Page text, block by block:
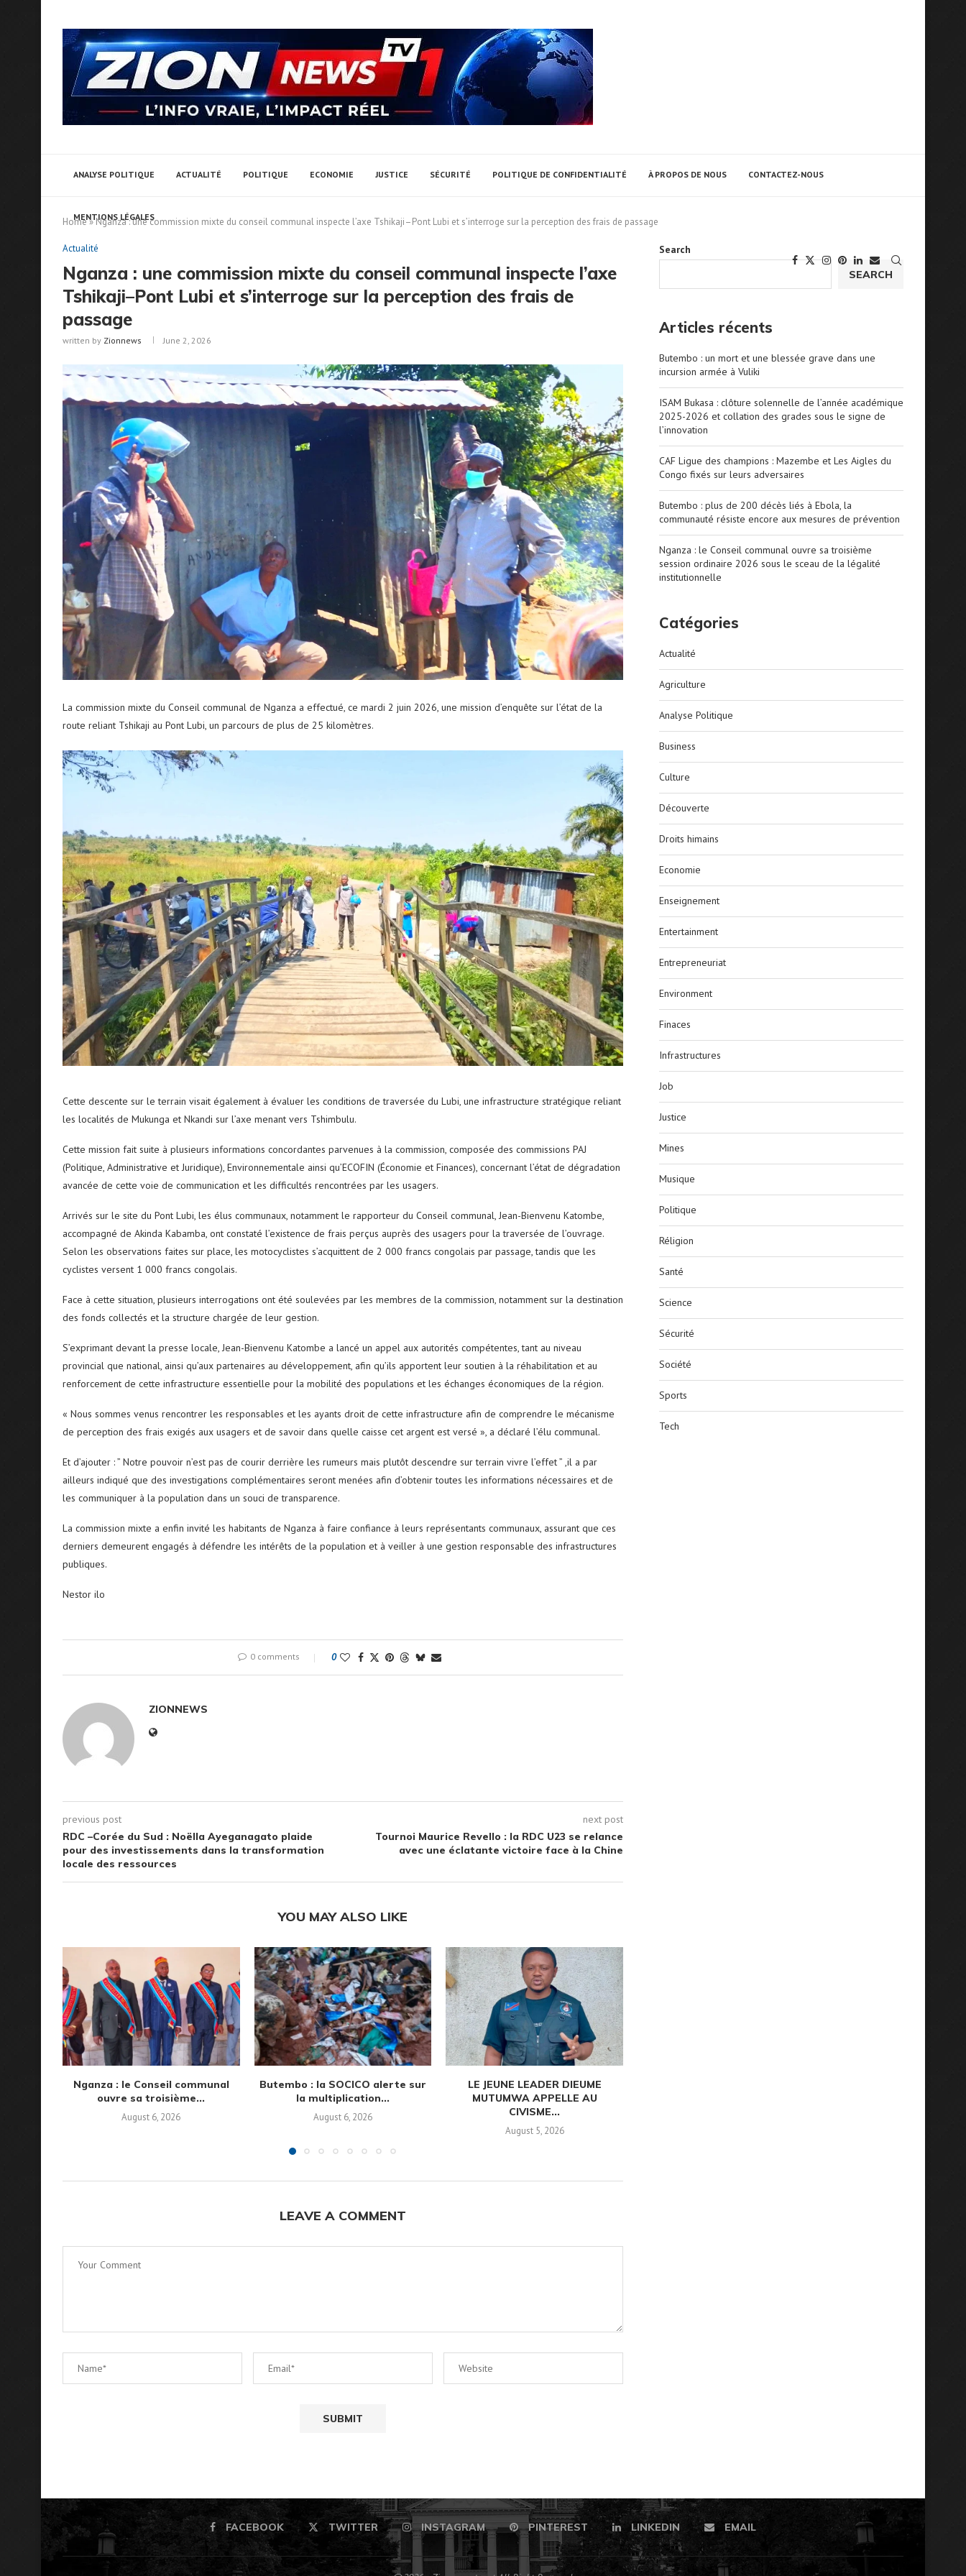
ANALYSE POLITIQUE ACTUALITÉ POLITIQUE ECONOMIE JUSTICE SÉCURITÉ POLITIQUE DE CONFIDENTIALITÉ À PROPOS DE NOUS CONTACTEZ-NOUS
MENTIONS LÉGALES
Home»Nganza : une commission mixte du conseil communal inspecte l’axe Tshikaji–Pont Lubi et s’interroge sur la perception des frais de passage
Actualité
Nganza : une commission mixte du conseil communal inspecte l’axe
Tshikaji–Pont Lubi et s’interroge sur la perception des frais de
passage
written by Zionnews June 2, 2026
La commission mixte du Conseil communal de Nganza a effectué, ce mardi 2 juin 2026, une mission d’enquête sur l’état de la
route reliant Tshikaji au Pont Lubi, un parcours de plus de 25 kilomètres.
Cette descente sur le terrain visait également à évaluer les conditions de traversée du Lubi, une infrastructure stratégique reliant
les localités de Mukunga et Nkandi sur l’axe menant vers Tshimbulu.
Cette mission fait suite à plusieurs informations concordantes parvenues à la commission, composée des commissions PAJ
(Politique, Administrative et Juridique), Environnementale ainsi qu’ECOFIN (Économie et Finances), concernant l’état de dégradation
avancée de cette voie de communication et les difficultés rencontrées par les usagers.
Arrivés sur le site du Pont Lubi, les élus communaux, notamment le rapporteur du Conseil communal, Jean-Bienvenu Katombe,
accompagné de Akinda Kabamba, ont constaté l’existence de frais perçus auprès des usagers pour la traversée de l’ouvrage.
Selon les observations faites sur place, les motocyclistes s’acquittent de 2 000 francs congolais par passage, tandis que les
cyclistes versent 1 000 francs congolais.
Face à cette situation, plusieurs interrogations ont été soulevées par les membres de la commission, notamment sur la destination
des fonds collectés et la structure chargée de leur gestion.
S’exprimant devant la presse locale, Jean-Bienvenu Katombe a lancé un appel aux autorités compétentes, tant au niveau
provincial que national, ainsi qu’aux partenaires au développement, afin qu’ils apportent leur soutien à la réhabilitation et au
renforcement de cette infrastructure essentielle pour la mobilité des populations et les échanges économiques de la région.
« Nous sommes venus rencontrer les responsables et les ayants droit de cette infrastructure afin de comprendre le mécanisme
de perception des frais exigés aux usagers et de savoir dans quelle caisse cet argent est versé », a déclaré l’élu communal.
Et d’ajouter : ” Notre pouvoir n’est pas de courir derrière les rumeurs mais plutôt descendre sur terrain vivre l’effet ” ,il a par
ailleurs indiqué que des investigations complémentaires seront menées afin d’obtenir toutes les informations nécessaires et de
les communiquer à la population dans un souci de transparence.
La commission mixte a enfin invité les habitants de Nganza à faire confiance à leurs représentants communaux, assurant que ces
derniers demeurent engagés à défendre les intérêts de la population et à veiller à une gestion responsable des infrastructures
publiques.
Nestor ilo
0 comments 0
ZIONNEWS
previous post
RDC –Corée du Sud : Noëlla Ayeganagato plaide
pour des investissements dans la transformation
locale des ressources
next post
Tournoi Maurice Revello : la RDC U23 se relance
avec une éclatante victoire face à la Chine
YOU MAY ALSO LIKE
Nganza : le Conseil communal
ouvre sa troisième...
August 6, 2026
Butembo : la SOCICO alerte sur
la multiplication...
August 6, 2026
LE JEUNE LEADER DIEUME
MUTUMWA APPELLE AU
CIVISME...
August 5, 2026
LEAVE A COMMENT
Search
SEARCH
Articles récents
Butembo : un mort et une blessée grave dans une
incursion armée à Vuliki
ISAM Bukasa : clôture solennelle de l’année académique
2025-2026 et collation des grades sous le signe de
l’innovation
CAF Ligue des champions : Mazembe et Les Aigles du
Congo fixés sur leurs adversaires
Butembo : plus de 200 décès liés à Ebola, la
communauté résiste encore aux mesures de prévention
Nganza : le Conseil communal ouvre sa troisième
session ordinaire 2026 sous le sceau de la légalité
institutionnelle
Catégories
Actualité
Agriculture
Analyse Politique
Business
Culture
Découverte
Droits himains
Economie
Enseignement
Entertainment
Entrepreneuriat
Environment
Finaces
Infrastructures
Job
Justice
Mines
Musique
Politique
Réligion
Santé
Science
Sécurité
Société
Sports
Tech
FACEBOOK TWITTER INSTAGRAM PINTEREST LINKEDIN EMAIL